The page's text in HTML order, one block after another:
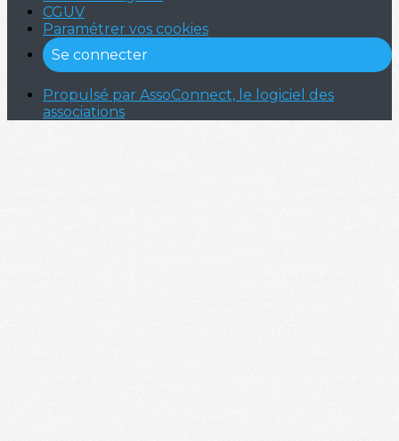
CGUV
Paramétrer vos cookies
Se connecter
Propulsé par AssoConnect, le logiciel des
associations